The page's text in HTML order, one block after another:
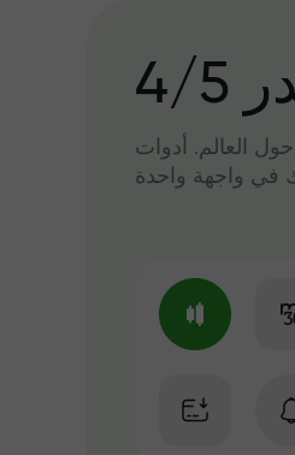
5
حول العالم. أدوات